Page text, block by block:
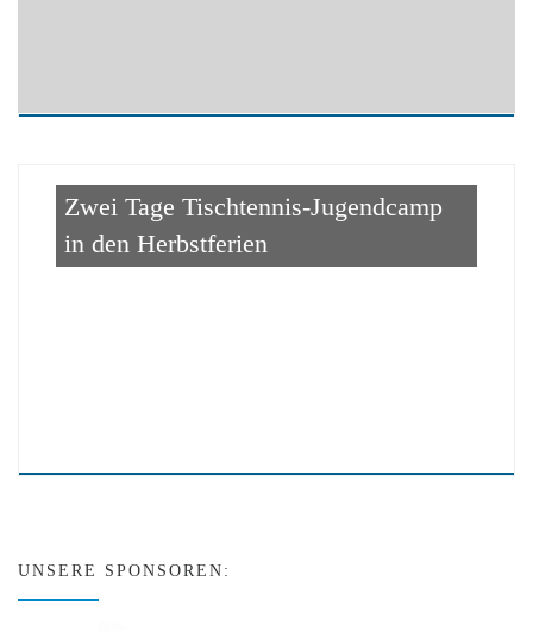
Zwei Tage Tischtennis-Jugendcamp
in den Herbstferien
UNSERE SPONSOREN: